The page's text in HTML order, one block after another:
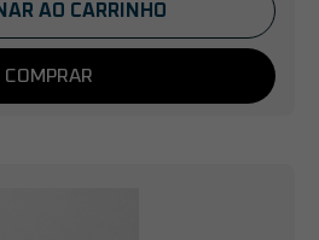
AO CARRINHO
COMPRAR